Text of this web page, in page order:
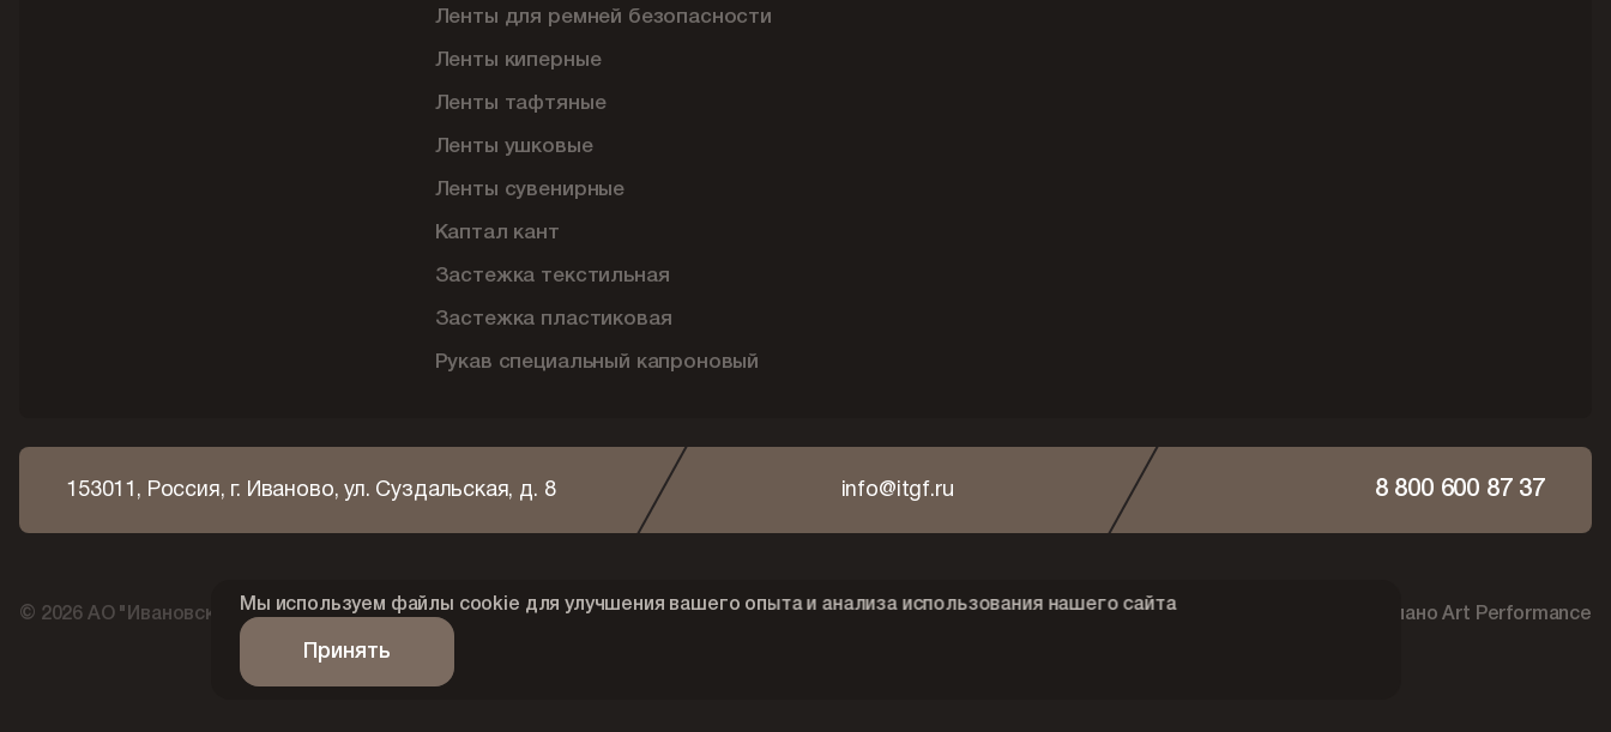
Ленты для ремней безопасности
Ленты киперные
Ленты тафтяные
Ленты ушковые
Ленты сувенирные
Каптал кант
Застежка текстильная
Застежка пластиковая
Рукав специальный капроновый
8 800 600 87 37
info@itgf.ru
153011, Россия, г. Иваново, ул. Суздальская, д. 8
© 2026 АО "Ивановская текстильно-галантерейная фабрика" Политика конфидециальности Сделано Art Performance
Мы используем файлы cookie для улучшения вашего опыта и анализа использования нашего сайта
Принять